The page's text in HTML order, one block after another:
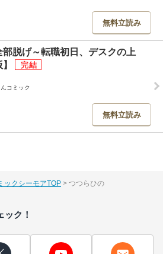
無料立読み
部脱げ～転職初日、デスクの上
コミック
無料立読み
ックシーモアTOP つつらひの
ク！